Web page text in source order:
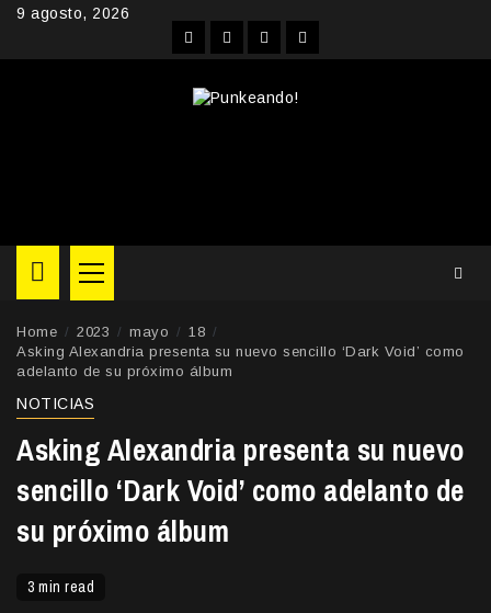
Skip9 agosto, 2026
FacebookInstagram
YouTubeTwitter
Primary
Menu
Home 2023 mayo
18
Asking Alexandria presenta su nuevo sencillo ‘Dark Void’ como
adelanto de su próximo álbum
NOTICIAS
Asking Alexandria presenta su nuevo
sencillo ‘Dark Void’ como adelanto de
su próximo álbum
3 min read